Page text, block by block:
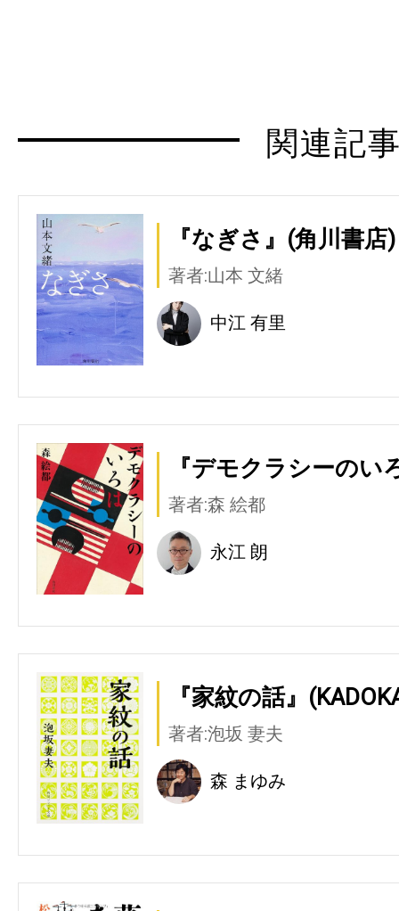
関連記
『なぎさ』(角川書店)
著者:山本 文緒
中江 有里
『デモクラシーのい
著者:森 絵都
永江 朗
『家紋の話』
著者:泡坂 妻夫
森 まゆみ